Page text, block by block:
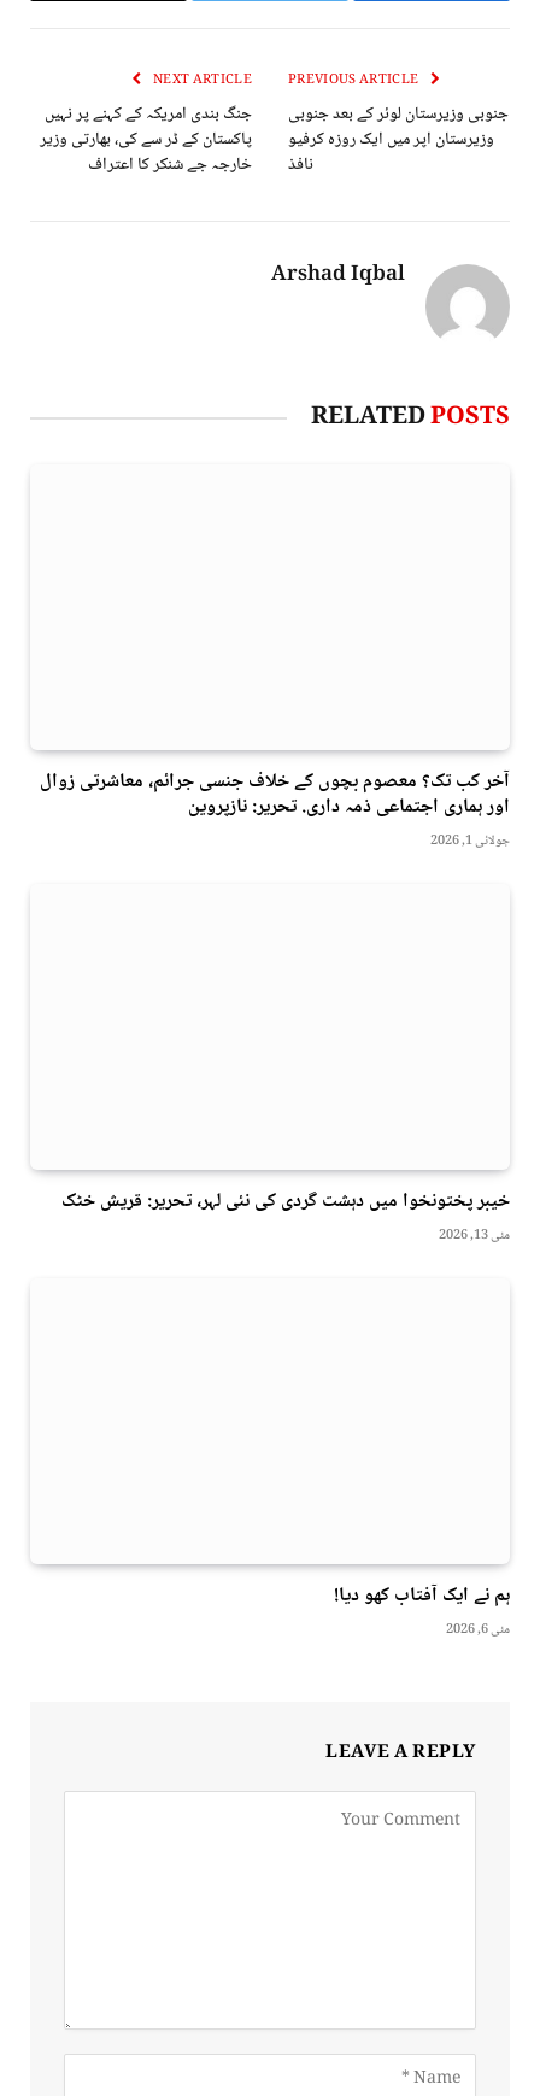
جنوبی وزیرستان لوئر کے بعد جنوبی
وزیرستان اپر میں ایک روزہ کرفیو
نافذ
NEXT ARTICLE
جنگ بندی امریکہ کے کہنے پر نہیں
پاکستان کے ڈر سے کی، بھارتی وزیر
خارجہ جے شنکر کا اعتراف
Arshad Iqbal
RELATEDPOSTS
آخر کب تک؟ معصوم بچوں کے خلاف جنسی جرائم، معاشرتی زوال
اور ہماری اجتماعی ذمہ داری. تحریر: نازپروین
جولائی 1, 2026
خیبر پختونخوا میں دہشت گردی کی نئی لہر، تحریر: قریش خٹک
مئی 13, 2026
ہم نے ایک آفتاب کھو دیا!
مئی 6, 2026
LEAVE A REPLY